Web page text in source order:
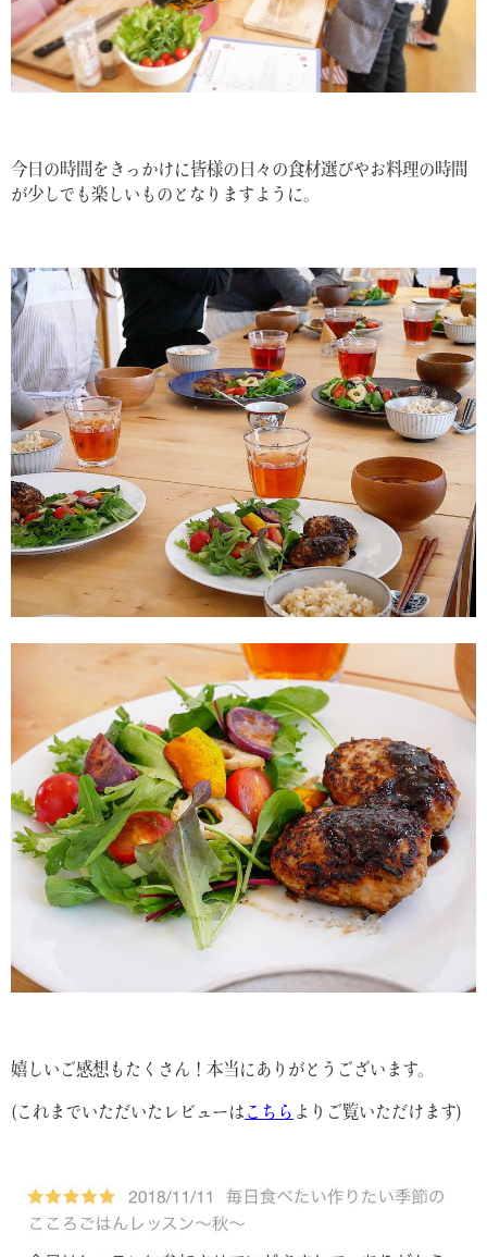
今日の時間をきっかけに皆様の日々の食材選びやお料理の時間
が少しでも楽しいものとなりますように。
嬉しいご感想もたくさん！本当にありがとうございます。
(これまでいただいたレビューは こちら よりご覧いただけます)